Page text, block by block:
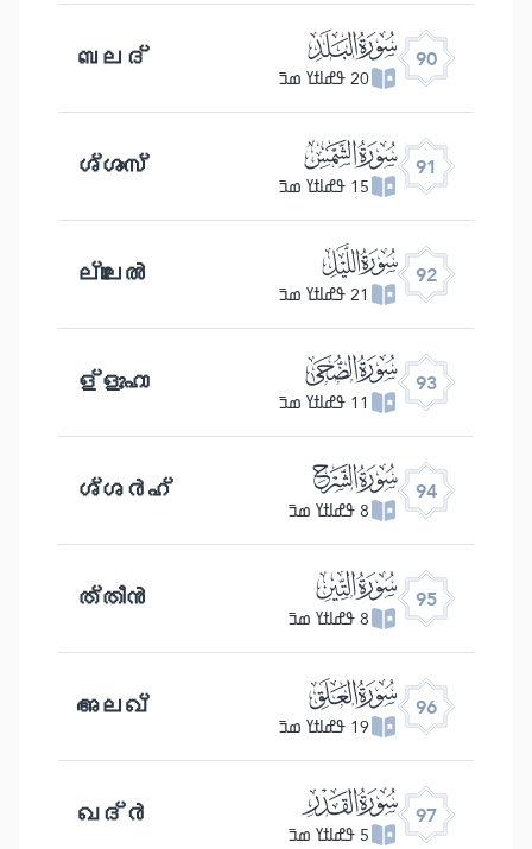
90 ﰇ
20 ߟߝߊߙߌ ߘߏ߫ ബലദ്
91 ﰈ
15 ߟߝߊߙߌ ߘߏ߫ ശ്ശംസ്
92 ﰉ
21 ߟߝߊߙߌ ߘߏ߫ ല്ലൈൽ
93 ﰊ
11 ߟߝߊߙߌ ߘߏ߫ ള്ളുഹാ
94 ﰋ
8 ߟߝߊߙߌ ߘߏ߫ ശ്ശർഹ്
95 ﰌ
8 ߟߝߊߙߌ ߘߏ߫ ത്തീൻ
96 ﰍ
19 ߟߝߊߙߌ ߘߏ߫ അലഖ്
97 ﰎ
5 ߟߝߊߙߌ ߘߏ߫ ഖദ്ർ